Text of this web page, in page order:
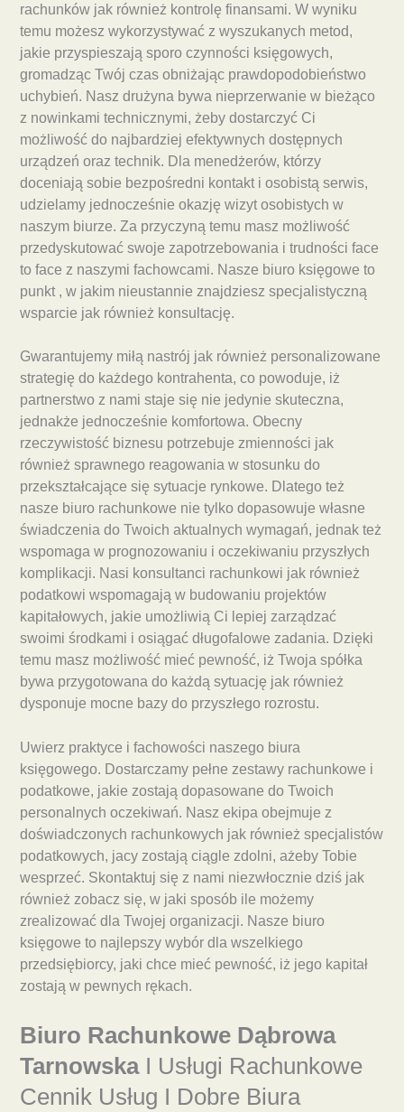
rachunków jak również kontrolę finansami. W wyniku
temu możesz wykorzystywać z wyszukanych metod,
jakie przyspieszają sporo czynności księgowych,
gromadząc Twój czas obniżając prawdopodobieństwo
uchybień. Nasz drużyna bywa nieprzerwanie w bieżąco
z nowinkami technicznymi, żeby dostarczyć Ci
możliwość do najbardziej efektywnych dostępnych
urządzeń oraz technik. Dla menedżerów, którzy
doceniają sobie bezpośredni kontakt i osobistą serwis,
udzielamy jednocześnie okazję wizyt osobistych w
naszym biurze. Za przyczyną temu masz możliwość
przedyskutować swoje zapotrzebowania i trudności face
to face z naszymi fachowcami. Nasze biuro księgowe to
punkt , w jakim nieustannie znajdziesz specjalistyczną
wsparcie jak również konsultację.
Gwarantujemy miłą nastrój jak również personalizowane
strategię do każdego kontrahenta, co powoduje, iż
partnerstwo z nami staje się nie jedynie skuteczna,
jednakże jednocześnie komfortowa. Obecny
rzeczywistość biznesu potrzebuje zmienności jak
również sprawnego reagowania w stosunku do
przekształcające się sytuacje rynkowe. Dlatego też
nasze biuro rachunkowe nie tylko dopasowuje własne
świadczenia do Twoich aktualnych wymagań, jednak też
wspomaga w prognozowaniu i oczekiwaniu przyszłych
komplikacji. Nasi konsultanci rachunkowi jak również
podatkowi wspomagają w budowaniu projektów
kapitałowych, jakie umożliwią Ci lepiej zarządzać
swoimi środkami i osiągać długofalowe zadania. Dzięki
temu masz możliwość mieć pewność, iż Twoja spółka
bywa przygotowana do każdą sytuację jak również
dysponuje mocne bazy do przyszłego rozrostu.
Uwierz praktyce i fachowości naszego biura
księgowego. Dostarczamy pełne zestawy rachunkowe i
podatkowe, jakie zostają dopasowane do Twoich
personalnych oczekiwań. Nasz ekipa obejmuje z
doświadczonych rachunkowych jak również specjalistów
podatkowych, jacy zostają ciągle zdolni, ażeby Tobie
wesprzeć. Skontaktuj się z nami niezwłocznie dziś jak
również zobacz się, w jaki sposób ile możemy
zrealizować dla Twojej organizacji. Nasze biuro
księgowe to najlepszy wybór dla wszelkiego
przedsiębiorcy, jaki chce mieć pewność, iż jego kapitał
zostają w pewnych rękach.
Biuro Rachunkowe Dąbrowa
TarnowskaI Usługi Rachunkowe
Cennik Usług I Dobre Biura